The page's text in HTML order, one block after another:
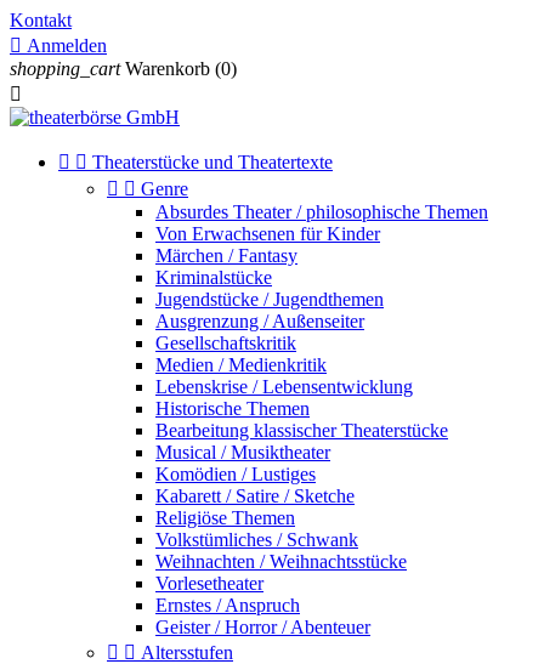
Kontakt
 Anmelden
shopping_cart Warenkorb (0)

  Theaterstücke und Theatertexte
  Genre
Absurdes Theater / philosophische Themen
Von Erwachsenen für Kinder
Märchen / Fantasy
Kriminalstücke
Jugendstücke / Jugendthemen
Ausgrenzung / Außenseiter
Gesellschaftskritik
Medien / Medienkritik
Lebenskrise / Lebensentwicklung
Historische Themen
Bearbeitung klassischer Theaterstücke
Musical / Musiktheater
Komödien / Lustiges
Kabarett / Satire / Sketche
Religiöse Themen
Volkstümliches / Schwank
Weihnachten / Weihnachtsstücke
Vorlesetheater
Ernstes / Anspruch
Geister / Horror / Abenteuer
  Altersstufen